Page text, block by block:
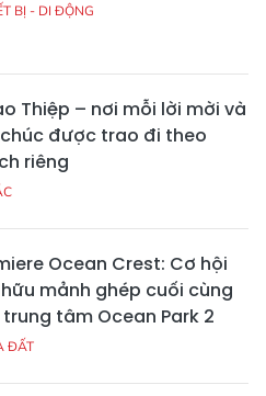
BỊ - DI ĐỘNG
Thiệp – nơi mỗi lời mời và
được trao đi theo
riêng
Ocean Crest: Cơ hội
mảnh ghép cuối cùng
tâm Ocean Park 2
ĐẤT